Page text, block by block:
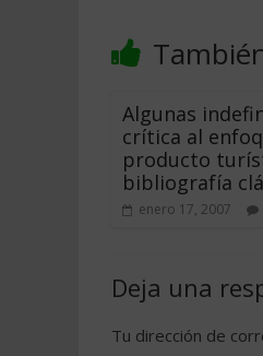
Algunas
crítica al
producto
bibliografía
enero 17, 2007
Deja una
Tu dirección de